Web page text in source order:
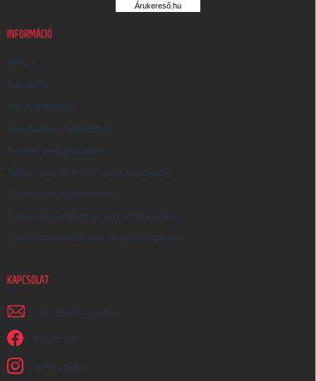
U
Árukereső.hu
INFORMÁCIÓ
Rólunk
Kapcsolat
Üzleti feltételek
Adatkezelési tájékoztató
Termék visszaküldése
Reklamáció és reklamációs szabályzat
Szállítás és fizetés módja
Nagykereskedelem és együttműködés
Egyedi megrendelések és ajándéktárgyak
KAPCSOLAT
irjon @ earplugs.hu
Facebook
earplugs.hu